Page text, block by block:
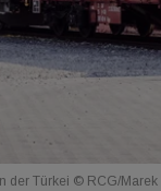
der Türkei © RCG/Marek